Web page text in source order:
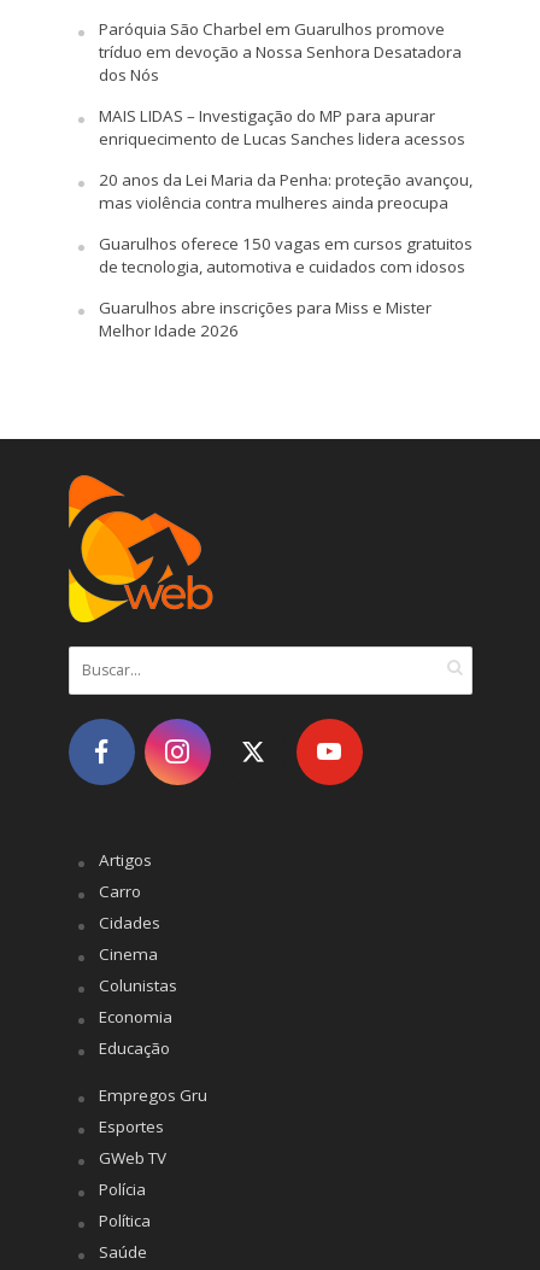
Paróquia São Charbel em Guarulhos promove
tríduo em devoção a Nossa Senhora Desatadora
dos Nós
MAIS LIDAS – Investigação do MP para apurar
enriquecimento de Lucas Sanches lidera acessos
20 anos da Lei Maria da Penha: proteção avançou,
mas violência contra mulheres ainda preocupa
Guarulhos oferece 150 vagas em cursos gratuitos
de tecnologia, automotiva e cuidados com idosos
Guarulhos abre inscrições para Miss e Mister
Melhor Idade 2026
Artigos
Carro
Cidades
Cinema
Colunistas
Economia
Educação
Empregos Gru
Esportes
GWeb TV
Polícia
Política
Saúde